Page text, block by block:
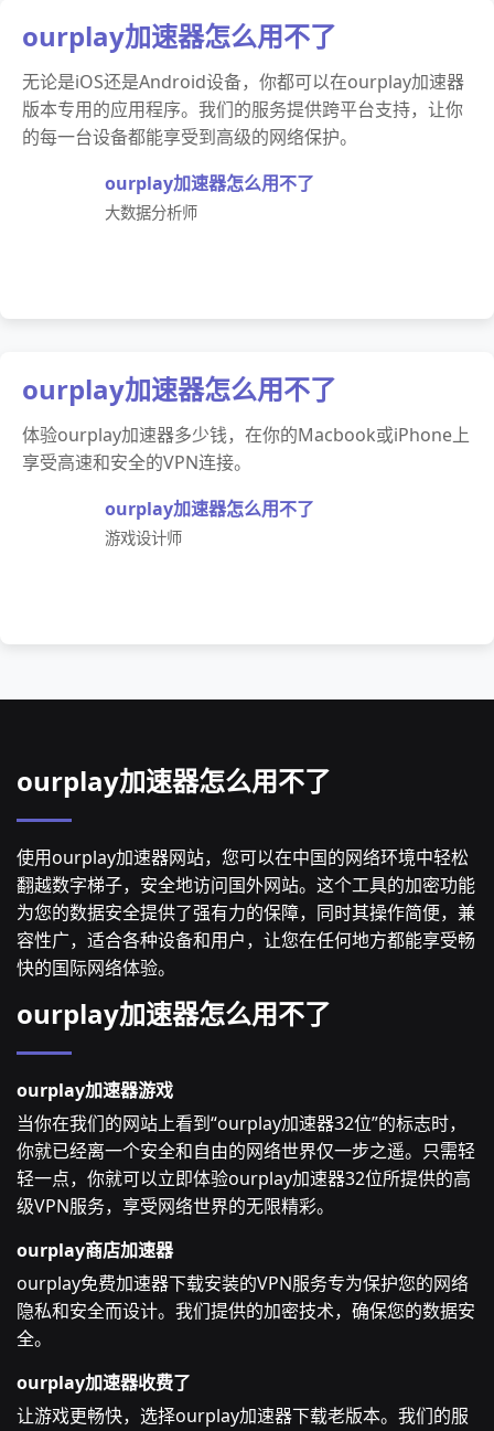
ourplay加速器怎么用不了
无论是iOS还是Android设备，你都可以在ourplay加速器
版本专用的应用程序。我们的服务提供跨平台支持，让你
的每一台设备都能享受到高级的网络保护。
ourplay加速器怎么用不了
大数据分析师
ourplay加速器怎么用不了
体验ourplay加速器多少钱，在你的Macbook或iPhone上
享受高速和安全的VPN连接。
ourplay加速器怎么用不了
游戏设计师
ourplay加速器怎么用不了
使用ourplay加速器网站，您可以在中国的网络环境中轻松
翻越数字梯子，安全地访问国外网站。这个工具的加密功能
为您的数据安全提供了强有力的保障，同时其操作简便，兼
容性广，适合各种设备和用户，让您在任何地方都能享受畅
快的国际网络体验。
ourplay加速器怎么用不了
ourplay加速器游戏
当你在我们的网站上看到“ourplay加速器32位”的标志时，
你就已经离一个安全和自由的网络世界仅一步之遥。只需轻
轻一点，你就可以立即体验ourplay加速器32位所提供的高
级VPN服务，享受网络世界的无限精彩。
ourplay商店加速器
ourplay免费加速器下载安装的VPN服务专为保护您的网络
隐私和安全而设计。我们提供的加密技术，确保您的数据安
全。
ourplay加速器收费了
让游戏更畅快，选择ourplay加速器下载老版本。我们的服